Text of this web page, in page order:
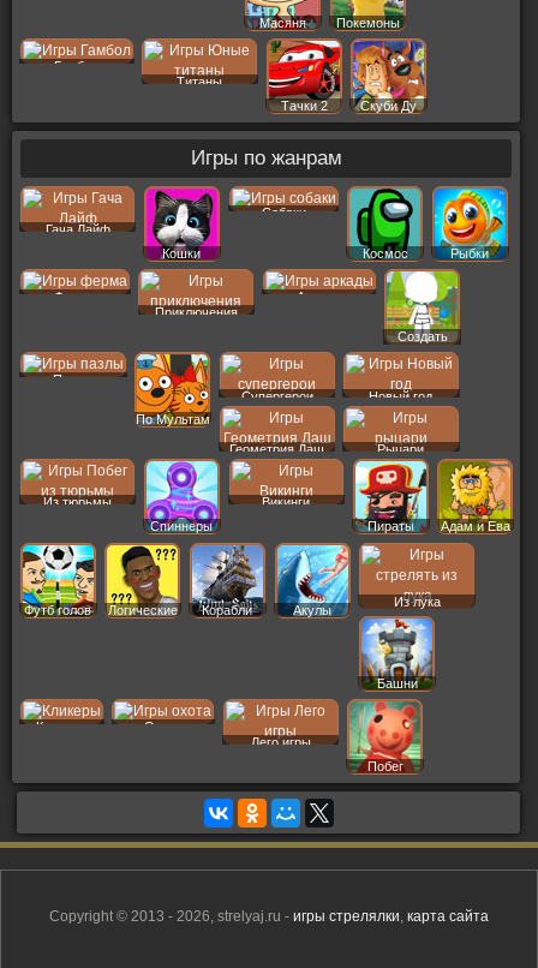
Масяня Покемоны
Гамбол
Титаны
Тачки 2
Скуби Ду
Игры по жанрам
Гача Лайф
Кошки
Собаки
Космос Рыбки
Ферма
Приключения
Аркады
Создать
Пер
Пазлы
По Мультам
Супергерои Новый год
Геометрия Даш Рыцари
Из тюрьмы
Спиннеры
Викинги
Пираты
Адам и Ева
Футб голов Логические Корабли Акулы
Из лука
Башни
Кликеры
Охота
Лего игры
Побег
Copyright © 2013 - 2026, strelyaj.ru - игры стрелялки, карта сайта